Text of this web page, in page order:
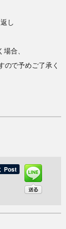
し
合、
ので予めご了承く